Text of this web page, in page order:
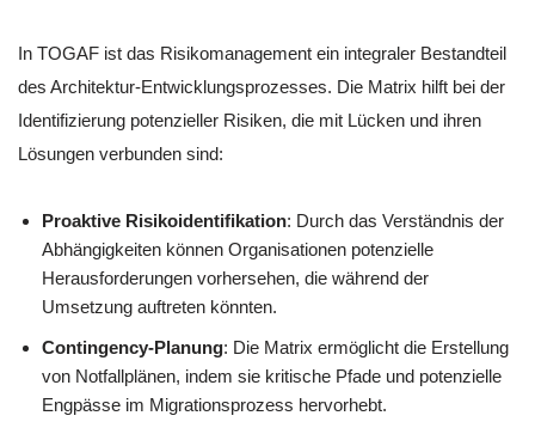
In TOGAF ist das Risikomanagement ein integraler Bestandteil
des Architektur-Entwicklungsprozesses. Die Matrix hilft bei der
Identifizierung potenzieller Risiken, die mit Lücken und ihren
Lösungen verbunden sind:
Proaktive Risikoidentifikation: Durch das Verständnis der
Abhängigkeiten können Organisationen potenzielle
Herausforderungen vorhersehen, die während der
Umsetzung auftreten könnten.
Contingency-Planung: Die Matrix ermöglicht die Erstellung
von Notfallplänen, indem sie kritische Pfade und potenzielle
Engpässe im Migrationsprozess hervorhebt.